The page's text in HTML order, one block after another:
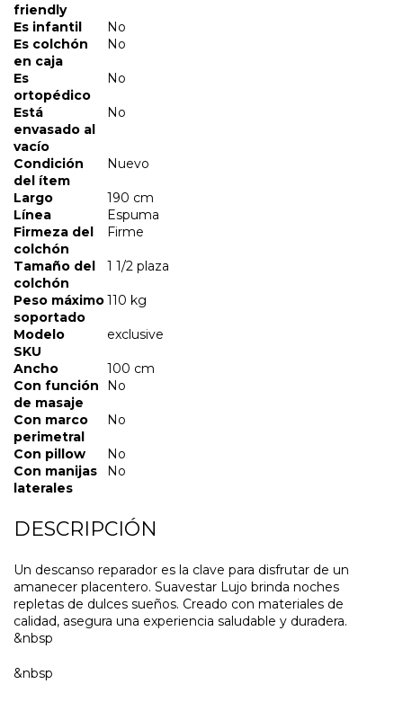
friendly
Es infantil
No
Es colchón
en caja
No
Es
ortopédico
No
Está
envasado al
vacío
No
Condición
del ítem
Nuevo
Largo
190 cm
Línea
Espuma
Firmeza del
colchón
Firme
Tamaño del
colchón
1 1/2 plaza
Peso máximo
soportado
110 kg
Modelo
exclusive
SKU
Ancho
100 cm
Con función
de masaje
No
Con marco
perimetral
No
Con pillow
No
Con manijas
laterales
No
DESCRIPCIÓN
Un descanso reparador es la clave para disfrutar de un
amanecer placentero. Suavestar Lujo brinda noches
repletas de dulces sueños. Creado con materiales de
calidad, asegura una experiencia saludable y duradera.
&nbsp
&nbsp